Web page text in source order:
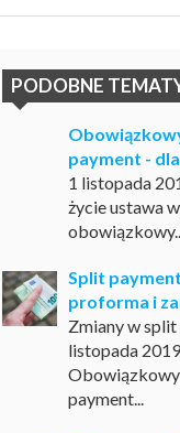
PODOBNE
payment -
1 listopada
życie ustawa
Split
proforma i
Zmiany w
listopada
payment...